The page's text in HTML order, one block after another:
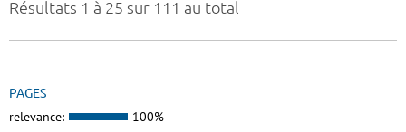
Résultats 1 à 25 sur 111 au total
PAGES
relevance: 100%